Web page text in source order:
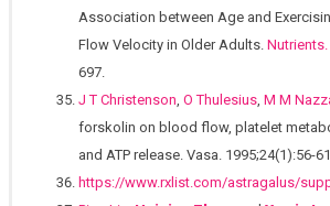
Association between Age and
Flow Velocity in Older Adults. Nutrients.
697.
J T Christenson, O Thulesius, M M
forskolin on blood flow, platelet
and ATP release. Vasa. 1995;24(1):56-
https://www.rxlist.com/astragalus/